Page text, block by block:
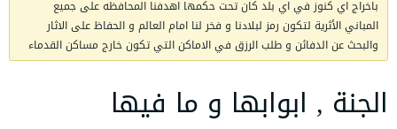
باخراج اي كنوز في اي بلد كان تحت حكمها اهدفنا المحافظه على جميع
المباني الأثرية لتكون رمز لبلادنا و فخر لنا امام العالم و الحفاظ على الاثار
والبحث عن الدفائن و طلب الرزق في الاماكن التي تكون خارج مساكن القدماء
الجنة , ابوابها و ما فيها